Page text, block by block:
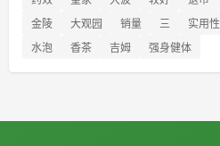
金陵
大观园 销量 三 实用性
水泡
香茶 吉姆 强身健体